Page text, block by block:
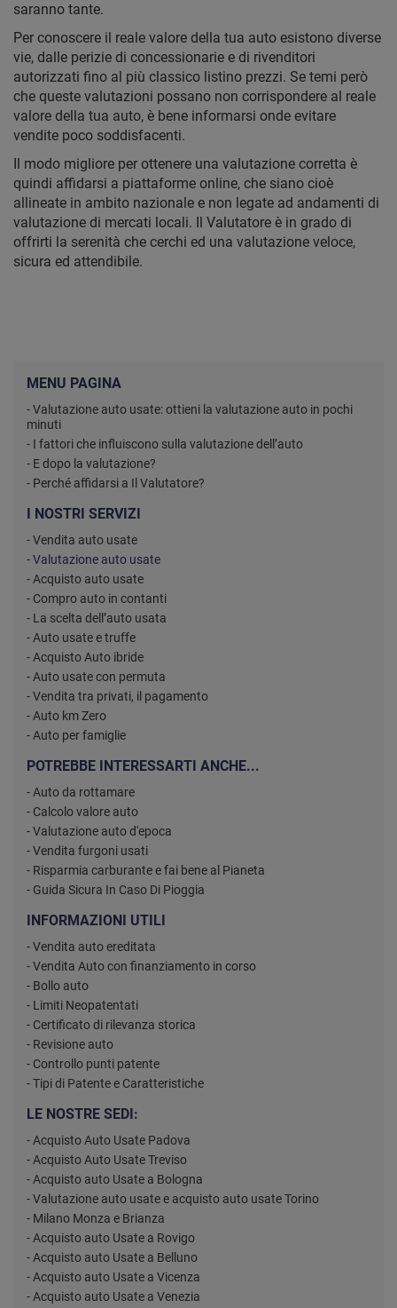
saranno tante.
Per conoscere il reale valore della tua auto esistono diverse
vie, dalle perizie di concessionarie e di rivenditori
autorizzati fino al più classico listino prezzi. Se temi però
che queste valutazioni possano non corrispondere al reale
valore della tua auto, è bene informarsi onde evitare
vendite poco soddisfacenti.
Il modo migliore per ottenere una valutazione corretta è
quindi affidarsi a piattaforme online, che siano cioè
allineate in ambito nazionale e non legate ad andamenti di
valutazione di mercati locali. Il Valutatore è in grado di
offrirti la serenità che cerchi ed una valutazione veloce,
sicura ed attendibile.
MENU PAGINA
- Valutazione auto usate: ottieni la valutazione auto in pochi
minuti
- I fattori che influiscono sulla valutazione dell’auto
- E dopo la valutazione?
- Perché affidarsi a Il Valutatore?
I NOSTRI SERVIZI
- Vendita auto usate
- Valutazione auto usate
- Acquisto auto usate
- Compro auto in contanti
- La scelta dell’auto usata
- Auto usate e truffe
- Acquisto Auto ibride
- Auto usate con permuta
- Vendita tra privati, il pagamento
- Auto km Zero
- Auto per famiglie
POTREBBE INTERESSARTI ANCHE...
- Auto da rottamare
- Calcolo valore auto
- Valutazione auto d'epoca
- Vendita furgoni usati
- Risparmia carburante e fai bene al Pianeta
- Guida Sicura In Caso Di Pioggia
INFORMAZIONI UTILI
- Vendita auto ereditata
- Vendita Auto con finanziamento in corso
- Bollo auto
- Limiti Neopatentati
- Certificato di rilevanza storica
- Revisione auto
- Controllo punti patente
- Tipi di Patente e Caratteristiche
LE NOSTRE SEDI:
- Acquisto Auto Usate Padova
- Acquisto Auto Usate Treviso
- Acquisto auto Usate a Bologna
- Valutazione auto usate e acquisto auto usate Torino
- Milano Monza e Brianza
- Acquisto auto Usate a Rovigo
- Acquisto auto Usate a Belluno
- Acquisto auto Usate a Vicenza
- Acquisto auto Usate a Venezia